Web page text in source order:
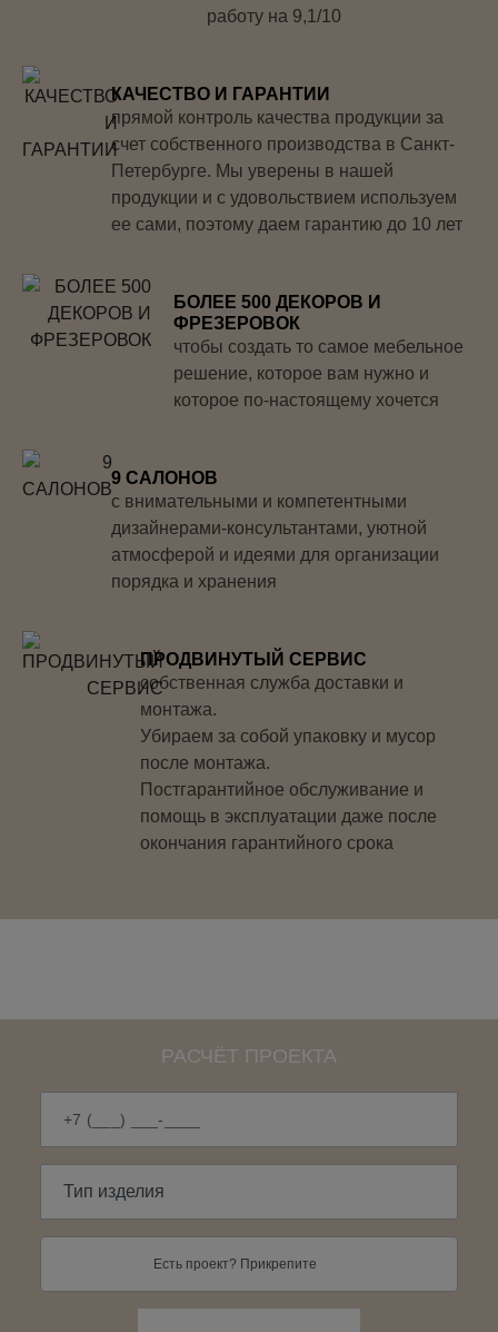
работу на 9,1/10
КАЧЕСТВО И ГАРАНТИИ
прямой контроль качества продукции за
счет собственного производства в Санкт-
Петербурге. Мы уверены в нашей
продукции и с удовольствием используем
ее сами, поэтому даем гарантию до 10 лет
БОЛЕЕ 500 ДЕКОРОВ И
ФРЕЗЕРОВОК
чтобы создать то самое мебельное
решение, которое вам нужно и
которое по-настоящему хочется
9 САЛОНОВ
с внимательными и компетентными
дизайнерами-консультантами, уютной
атмосферой и идеями для организации
порядка и хранения
ПРОДВИНУТЫЙ СЕРВИС
собственная служба доставки и
монтажа.
Убираем за собой упаковку и мусор
после монтажа.
Постгарантийное обслуживание и
помощь в эксплуатации даже после
окончания гарантийного срока
РАСЧЁТ ПРОЕКТА
Есть проект? Прикрепите